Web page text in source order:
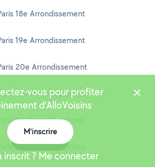
18e Arrondissement
19e Arrondissement
20e Arrondissement
16e Arrondissement
11e Arrondissement
13e Arrondissement
vous pour profiter
d'AlloVoisins
M'inscrire
inscrit ? Me connecter